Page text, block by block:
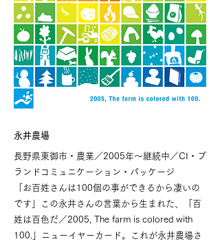
永井農場
長野県東御市・農業／2005年〜継続中／CI・ブ
ランドコミュニケーション・パッケージ
「お百姓さんは100個の事ができるから凄いの
です」この永井さんの言葉から生まれた、「百
姓は百色だ／2005, The farm is colored with
100.」ニューイヤーカード。これが永井農場さ